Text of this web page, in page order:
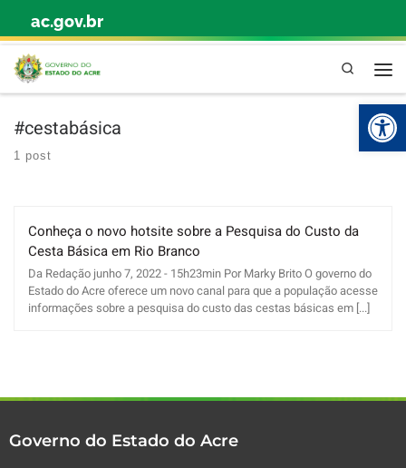
Skip to content
ac.gov.br
Pesquisa
#cestabásica
1 post
Conheça o novo hotsite sobre a Pesquisa do Custo da
Cesta Básica em Rio Branco
Da Redação junho 7, 2022 - 15h23min Por Marky Brito O governo do
Estado do Acre oferece um novo canal para que a população acesse
informações sobre a pesquisa do custo das cestas básicas em [...]
Governo do Estado do Acre